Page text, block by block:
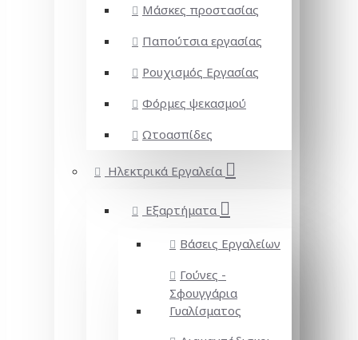
Μάσκες προστασίας
Παπούτσια εργασίας
Ρουχισμός Εργασίας
Φόρμες ψεκασμού
Ωτοασπίδες
Ηλεκτρικά Εργαλεία
Εξαρτήματα
Βάσεις Εργαλείων
Γούνες -
Σφουγγάρια
Γυαλίσματος